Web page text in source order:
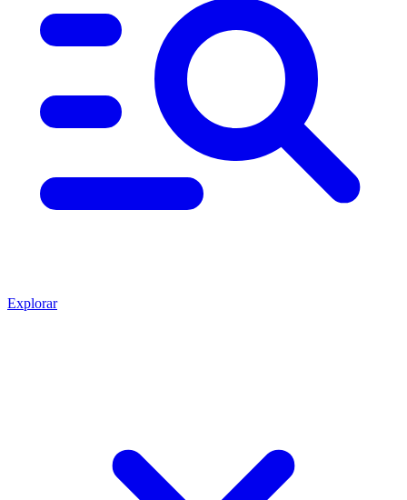
Explorar